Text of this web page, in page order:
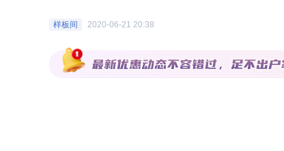
位看房网友有序的进入项目营销中心。新开放的营销
盘、户型、位置、周边配套、发展前景等项目信息
到，远鹏香林郡专门聘请国内房地产业界知名专家，
的绚丽多情为统领、以当地生活习俗为内涵，特别突
样板间 2020-06-21 20:38